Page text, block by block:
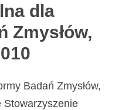
dla
Zmysłów,
Badań Zmysłów,
Stowarzyszenie